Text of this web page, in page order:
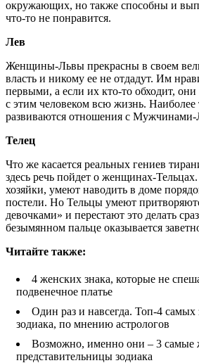
окружающих, но также способны и
что-то не понравится.
Лев
Женщины-Львы прекрасны в своем
власть и никому ее не отдадут. Им
первыми, а если их кто-то обходит, они
с этим человеком всю жизнь. Наиболее
развиваются отношения с Мужчинами-
Телец
Что же касается реальных гениев
здесь речь пойдет о женщинах-
хозяйки, умеют наводить в доме
постели. Но Тельцы умеют
девочками» и перестают это делать
безымянном пальце оказывается
Читайте также:
4 женских знака, которые не
подвенечное платье
Один раз и навсегда. Топ-4 самых
зодиака, по мнению астрологов
Возможно, именно они – 3 самые
представительницы зодиака